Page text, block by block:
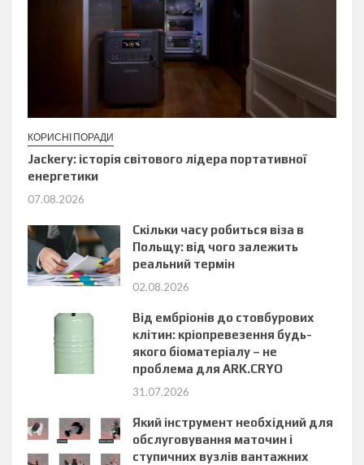
КОРИСНІ ПОРАДИ
Jackery: історія світового лідера портативної
енергетики
07.08.2026
Скільки часу робиться віза в
Польщу: від чого залежить
реальний термін
02.08.2026
Від ембріонів до стовбурових
клітин: кріопревезення будь-
якого біоматеріалу – не
проблема для ARK.CRYO
31.07.2026
Який інструмент необхідний для
обслуговування маточин і
ступичних вузлів вантажних